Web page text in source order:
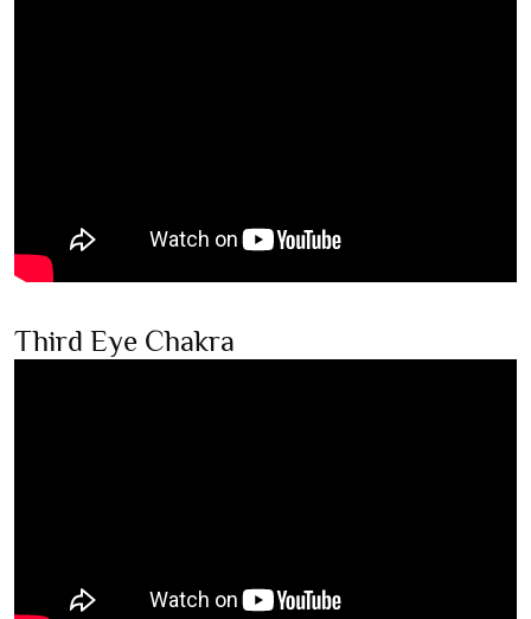
Third Eye Chakra